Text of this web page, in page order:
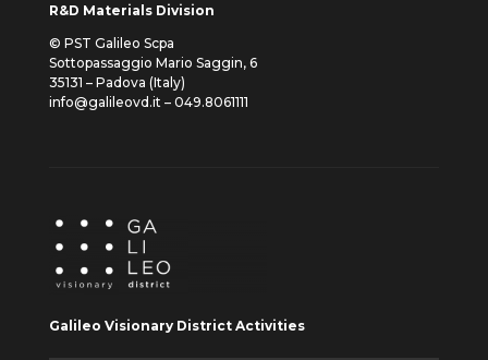
R&D Materials Division
© PST Galileo Scpa
Sottopassaggio Mario Saggin, 6
35131 – Padova (Italy)
info@galileovd.it – 049.8061111
Galileo Visionary District Activities